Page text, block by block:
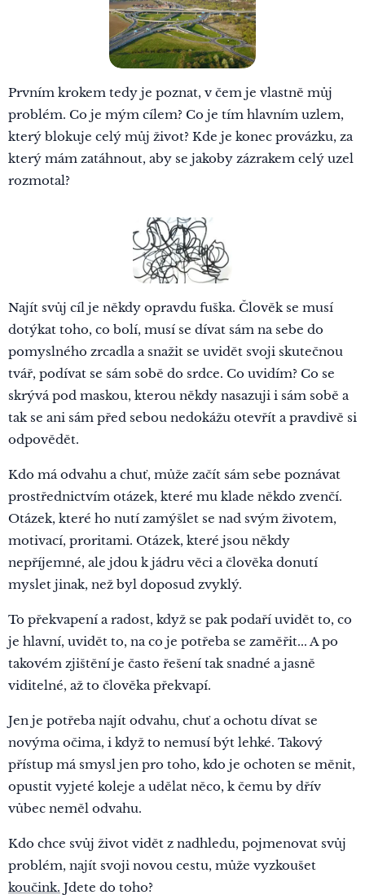
Prvním krokem tedy je poznat, v čem je vlastně můj
problém. Co je mým cílem? Co je tím hlavním uzlem,
který blokuje celý můj život? Kde je konec provázku, za
který mám zatáhnout, aby se jakoby zázrakem celý uzel
rozmotal?
Najít svůj cíl je někdy opravdu fuška. Člověk se musí
dotýkat toho, co bolí, musí se dívat sám na sebe do
pomyslného zrcadla a snažit se uvidět svoji skutečnou
tvář, podívat se sám sobě do srdce. Co uvidím? Co se
skrývá pod maskou, kterou někdy nasazuji i sám sobě a
tak se ani sám před sebou nedokážu otevřít a pravdivě si
odpovědět.
Kdo má odvahu a chuť, může začít sám sebe poznávat
prostřednictvím otázek, které mu klade někdo zvenčí.
Otázek, které ho nutí zamýšlet se nad svým životem,
motivací, proritami. Otázek, které jsou někdy
nepříjemné, ale jdou k jádru věci a člověka donutí
myslet jinak, než byl doposud zvyklý.
To překvapení a radost, když se pak podaří uvidět to, co
je hlavní, uvidět to, na co je potřeba se zaměřit... A po
takovém zjištění je často řešení tak snadné a jasně
viditelné, až to člověka překvapí.
Jen je potřeba najít odvahu, chuť a ochotu dívat se
novýma očima, i když to nemusí být lehké. Takový
přístup má smysl jen pro toho, kdo je ochoten se měnit,
opustit vyjeté koleje a udělat něco, k čemu by dřív
vůbec neměl odvahu.
Kdo chce svůj život vidět z nadhledu, pojmenovat svůj
problém, najít svoji novou cestu, může vyzkoušet
koučink. Jdete do toho?